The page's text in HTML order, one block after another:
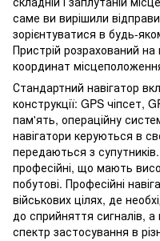
саме ви вирішили
зорієнтуватися в будь-
Пристрій розрахований
координат
Стандартний навігатор
конструкції: GPS чіпсет,
пам'ять, операційну
навігатори керуються в
передаються з
професійні, що мають
побутові. Професійні
військових цілях, де
до сприйняття сигналів,
спектр застосування в